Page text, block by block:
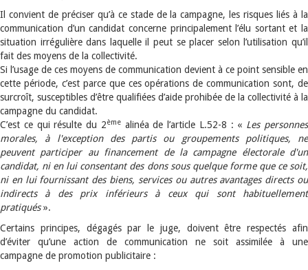
Il convient de préciser qu’à ce stade de la campagne, les risques liés à la
communication d’un candidat concerne principalement l’élu sortant et la
situation irrégulière dans laquelle il peut se placer selon l’utilisation qu’il
fait des moyens de la collectivité.
Si l’usage de ces moyens de communication devient à ce point sensible en
cette période, c’est parce que ces opérations de communication sont, de
surcroît, susceptibles d’être qualifiées d’aide prohibée de la collectivité à la
campagne du candidat.
C’est ce qui résulte du 2èmealinéa de l’article L.52-8 : « Les personnes
morales, à l'exception des partis ou groupements politiques, ne
peuvent participer au financement de la campagne électorale d'un
candidat, ni en lui consentant des dons sous quelque forme que ce soit,
ni en lui fournissant des biens, services ou autres avantages directs ou
indirects à des prix inférieurs à ceux qui sont habituellement
pratiqués».
Certains principes, dégagés par le juge, doivent être respectés afin
d’éviter qu’une action de communication ne soit assimilée à une
campagne de promotion publicitaire :